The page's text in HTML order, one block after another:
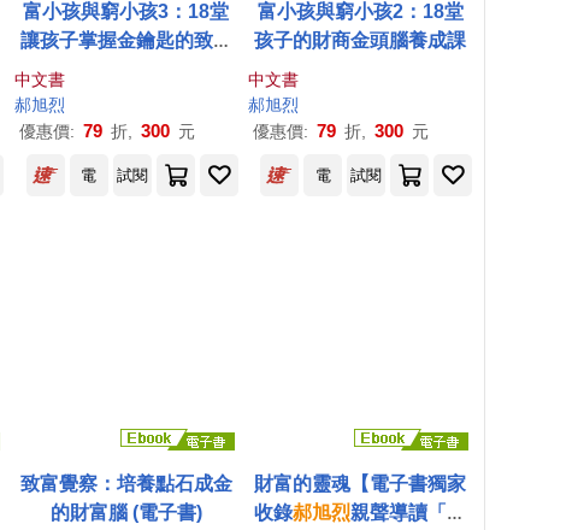
富小孩與窮小孩3：18堂
讓孩子掌握金鑰匙的致富
中文書
郝旭烈
優惠價: 79 折, 300 元
富小孩與窮小孩2：18堂
孩子的財商金頭腦養成課
中文書
郝旭烈
優惠價: 79 折, 300 元
電 試閱 電 試閱
致富覺察：培養點石成金
的財富腦 (電子書)
財富的靈魂【電子書獨家
收錄郝旭烈親聲導讀「財